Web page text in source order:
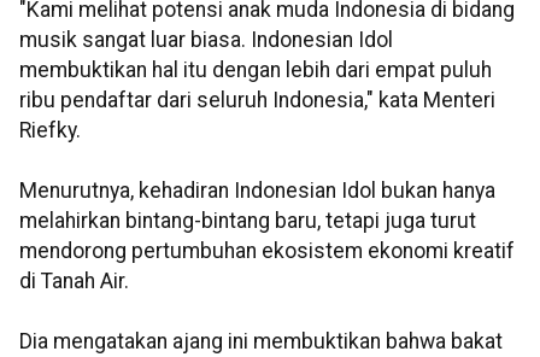
"Kami melihat potensi anak muda Indonesia di bidang
musik sangat luar biasa. Indonesian Idol
membuktikan hal itu dengan lebih dari empat puluh
ribu pendaftar dari seluruh Indonesia," kata Menteri
Riefky.
Menurutnya, kehadiran Indonesian Idol bukan hanya
melahirkan bintang-bintang baru, tetapi juga turut
mendorong pertumbuhan ekosistem ekonomi kreatif
di Tanah Air.
Dia mengatakan ajang ini membuktikan bahwa bakat